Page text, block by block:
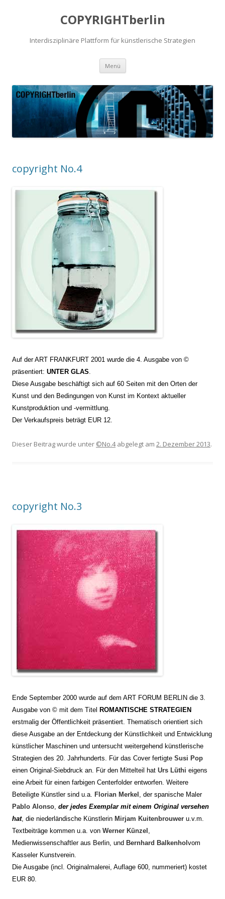
COPYRIGHTberlin
Interdisziplinäre Plattform für künstlerische Strategien
Menü Zum Inhalt springen
copyright No.4
Auf der ART FRANKFURT 2001 wurde die 4. Ausgabe von ©
präsentiert: UNTER GLAS.
Diese Ausgabe beschäftigt sich auf 60 Seiten mit den Orten der
Kunst und den Bedingungen von Kunst im Kontext aktueller
Kunstproduktion und -vermittlung.
Der Verkaufspreis beträgt EUR 12.
Dieser Beitrag wurde unter ©No.4abgelegt am 2. Dezember 2013.
copyright No.3
Ende September 2000 wurde auf dem ART FORUM BERLIN die 3.
Ausgabe von © mit dem Titel ROMANTISCHE STRATEGIEN
erstmalig der Öffentlichkeit präsentiert. Thematisch orientiert sich
diese Ausgabe an der Entdeckung der Künstlichkeit und Entwicklung
künstlicher Maschinen und untersucht weitergehend künstlerische
Strategien des 20. Jahrhunderts. Für das Cover fertigte Susi Pop
einen Original-Siebdruck an. Für den Mittelteil hat Urs Lüthi eigens
eine Arbeit für einen farbigen Centerfolder entworfen. Weitere
Beteiligte Künstler sind u.a. Florian Merkel , der spanische Maler
Pablo Alonso, der jedes Exemplar mit einem Original versehen
hat, die niederländische Künstlerin Mirjam Kuitenbrouwer u.v.m.
Textbeiträge kommen u.a. von Werner Künzel ,
Medienwissenschaftler aus Berlin, und Bernhard Balkenhol vom
Kasseler Kunstverein.
Die Ausgabe (incl. Originalmalerei, Auflage 600, nummeriert) kostet
EUR 80.